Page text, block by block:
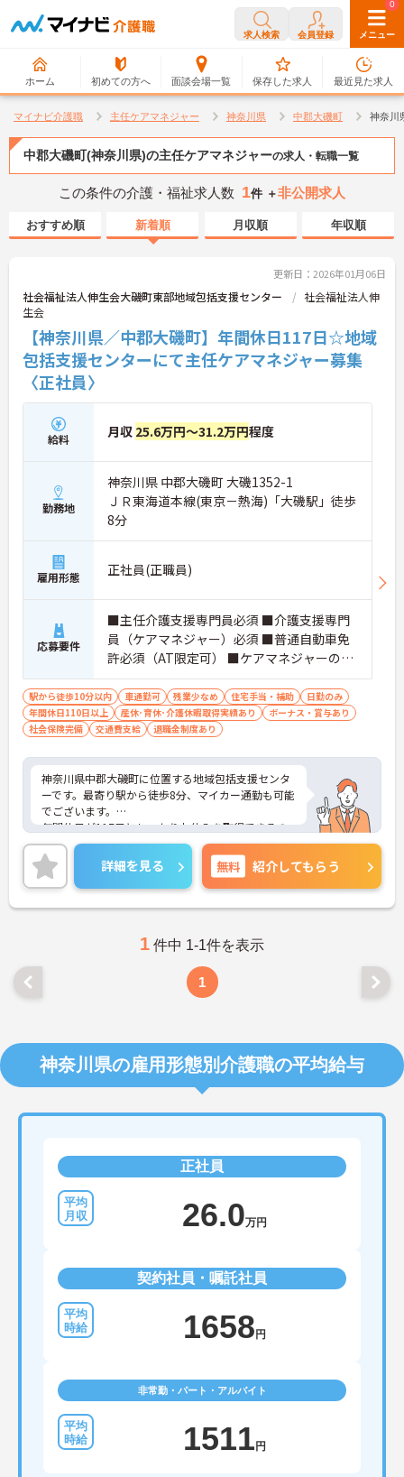
求人検索 会員登録 メニュー
ホーム 初めての方へ 面談会場一覧
0
保存した求人
0
最近見た求人
マイナビ介護職 主任ケアマネジャー 神奈川県 中郡大磯町 神奈川
中郡大磯町(神奈川県)の主任ケアマネジャーの求人・転職一覧
この条件の介護・福祉求人数 1件 ＋非公開求人
おすすめ順 新着順 月収順 年収順
更新日：2026年01月06日
社会福祉法人伸生会大磯町東部地域包括支援センター
社会福祉法人伸
生会
【神奈川県／中郡大磯町】年間休日117日☆地域
包括支援センターにて主任ケアマネジャー募集
〈正社員〉
給料 月収 25.6万円～31.2万円程度
勤務地
神奈川県 中郡大磯町 大磯1352-1
ＪＲ東海道本線(東京－熱海)「大磯駅」徒歩
8分
雇用形態 正社員(正職員)
応募要件
■主任介護支援専門員必須 ■介護支援専門
員（ケアマネジャー）必須 ■普通自動車免
許必須（AT限定可） ■ケアマネジャーの経
験必須 ■ワード・エクセル等の基本的な操
作
駅から徒歩10分以内 車通勤可 残業少なめ 住宅手当・補助
日勤のみ
年間休日110日以上
産休･育休･介護休暇取得実績あり
ボーナス・賞与あり
社会保険完備
交通費支給 退職金制度あり
神奈川県中郡大磯町に位置する地域包括支援センタ
ーです。最寄り駅から徒歩8分、マイカー通勤も可能
でございます。
年間休日が117日としっかりお休みを取得できるの
で、ワークライフバランスを大切にしたい方におす
すめです。
日勤のみで残業は月平均2時間程度ですので、勤務
終了後の予定も立てやすいです。
ご興味のある方には、面接対策ポイントなど、さら
詳細を見る 無料 紹介してもらう
1 件中 1-1件を表示
1
神奈川県の雇用形態別介護職の平均給与
正社員
26.0万円
契約社員・嘱託社員
1658 円
非常勤・パート・アルバイト
1511 円